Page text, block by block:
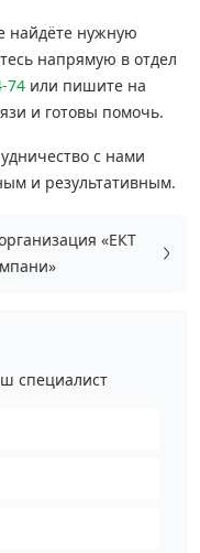
›
›
›
фурнитура
найдёте нужную
напрямую в отдел
74 или пишите на
и готовы помочь.
с нами
и результативным.
«ЕКТ
специалист